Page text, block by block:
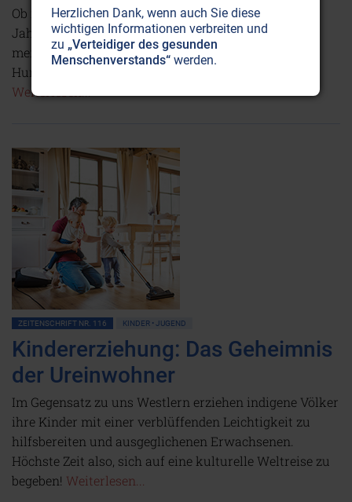
Ob im Himalaja, in Russland oder Nordamerika: Seit
Jahrtausenden kursieren Geschichten über
menschenähnliche, stark behaarte Riesenwesen.
Humbug oder Tatsache? Eine Entdeckungsreise.
Weiterlesen...
ZEITENSCHRIFT NR. 116 KINDER • JUGEND
Kindererziehung: Das Geheimnis
der Ureinwohner
Im Gegensatz zu uns Westlern erziehen indigene Völker
ihre Kinder mit einer verblüffenden Leichtigkeit zu
hilfsbereiten und ausgeglichenen Erwachsenen.
Höchste Zeit also, sich auf eine kulturelle Weltreise zu
begeben! Weiterlesen...
Herzlichen Dank, wenn auch Sie diese
wichtigen Informationen verbreiten und
zu „Verteidiger des gesunden
Menschenverstands“ werden.